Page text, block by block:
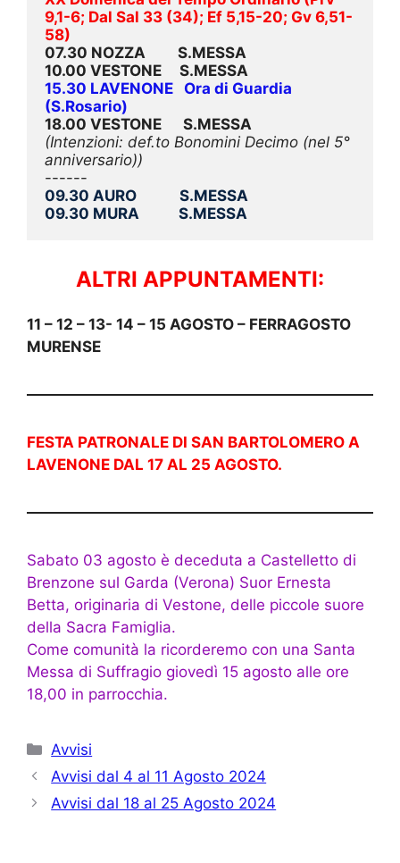
9,1-6; Dal Sal 33 (34); Ef 5,15-20; Gv 6,51-
58)
07.30 NOZZA         S.MESSA
10.00 VESTONE     S.MESSA
15.30 LAVENONE   Ora di Guardia
(S.Rosario)
18.00 VESTONE      S.MESSA
(Intenzioni: def.to Bonomini Decimo (nel 5°
anniversario))
------
09.30 AURO            S.MESSA
09.30 MURA           S.MESSA
ALTRI APPUNTAMENTI:
11 – 12 – 13- 14 – 15 AGOSTO – FERRAGOSTO
MURENSE
FESTA PATRONALE DI SAN BARTOLOMERO A
LAVENONE DAL 17 AL 25 AGOSTO.
Sabato 03 agosto è deceduta a Castelletto di
Brenzone sul Garda (Verona) Suor Ernesta
Betta, originaria di Vestone, delle piccole suore
della Sacra Famiglia.
Come comunità la ricorderemo con una Santa
Messa di Suffragio giovedì 15 agosto alle ore
18,00 in parrocchia.
Categorie
Avvisi
Avvisi dal 4 al 11 Agosto 2024
Avvisi dal 18 al 25 Agosto 2024